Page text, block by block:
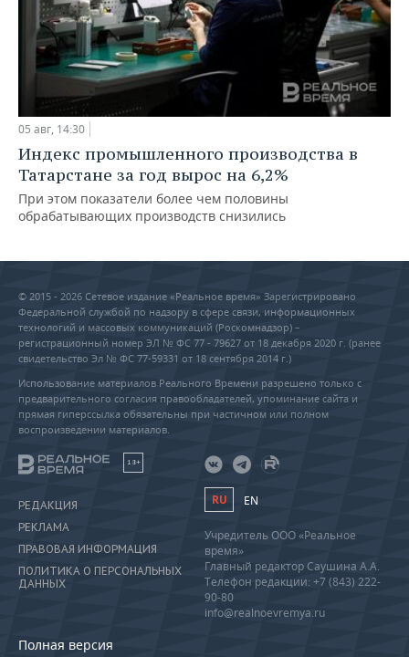
05 авг, 14:30
Индекс промышленного производства в
Татарстане за год вырос на 6,2%
При этом показатели более чем половины
обрабатывающих производств снизились
© 2015 - 2026 Сетевое издание «Реальное время» Зарегистрировано
Федеральной службой по надзору в сфере связи, информационных
технологий и массовых коммуникаций (Роскомнадзор) –
регистрационный номер ЭЛ № ФС 77 - 79627 от 18 декабря 2020 г. (ранее
свидетельство Эл № ФС 77-59331 от 18 сентября 2014 г.)
Использование материалов Реального Времени разрешено только с
предварительного согласия правообладателей, упоминание сайта и
прямая гиперссылка обязательны при частичном или полном
воспроизведении материалов.
18+
РЕДАКЦИЯ
РЕКЛАМА
ПРАВОВАЯ ИНФОРМАЦИЯ
ПОЛИТИКА О ПЕРСОНАЛЬНЫХ
ДАННЫХ
Полная версия
RU EN
Учредитель ООО «Реальное
время»
Главный редактор Саушина А.А.
Телефон редакции: +7 (843) 222-
90-80
info@realnoevremya.ru